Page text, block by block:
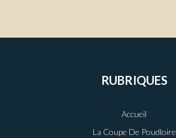
RUBRIQUES
Accueil
La Coupe De Poudloire